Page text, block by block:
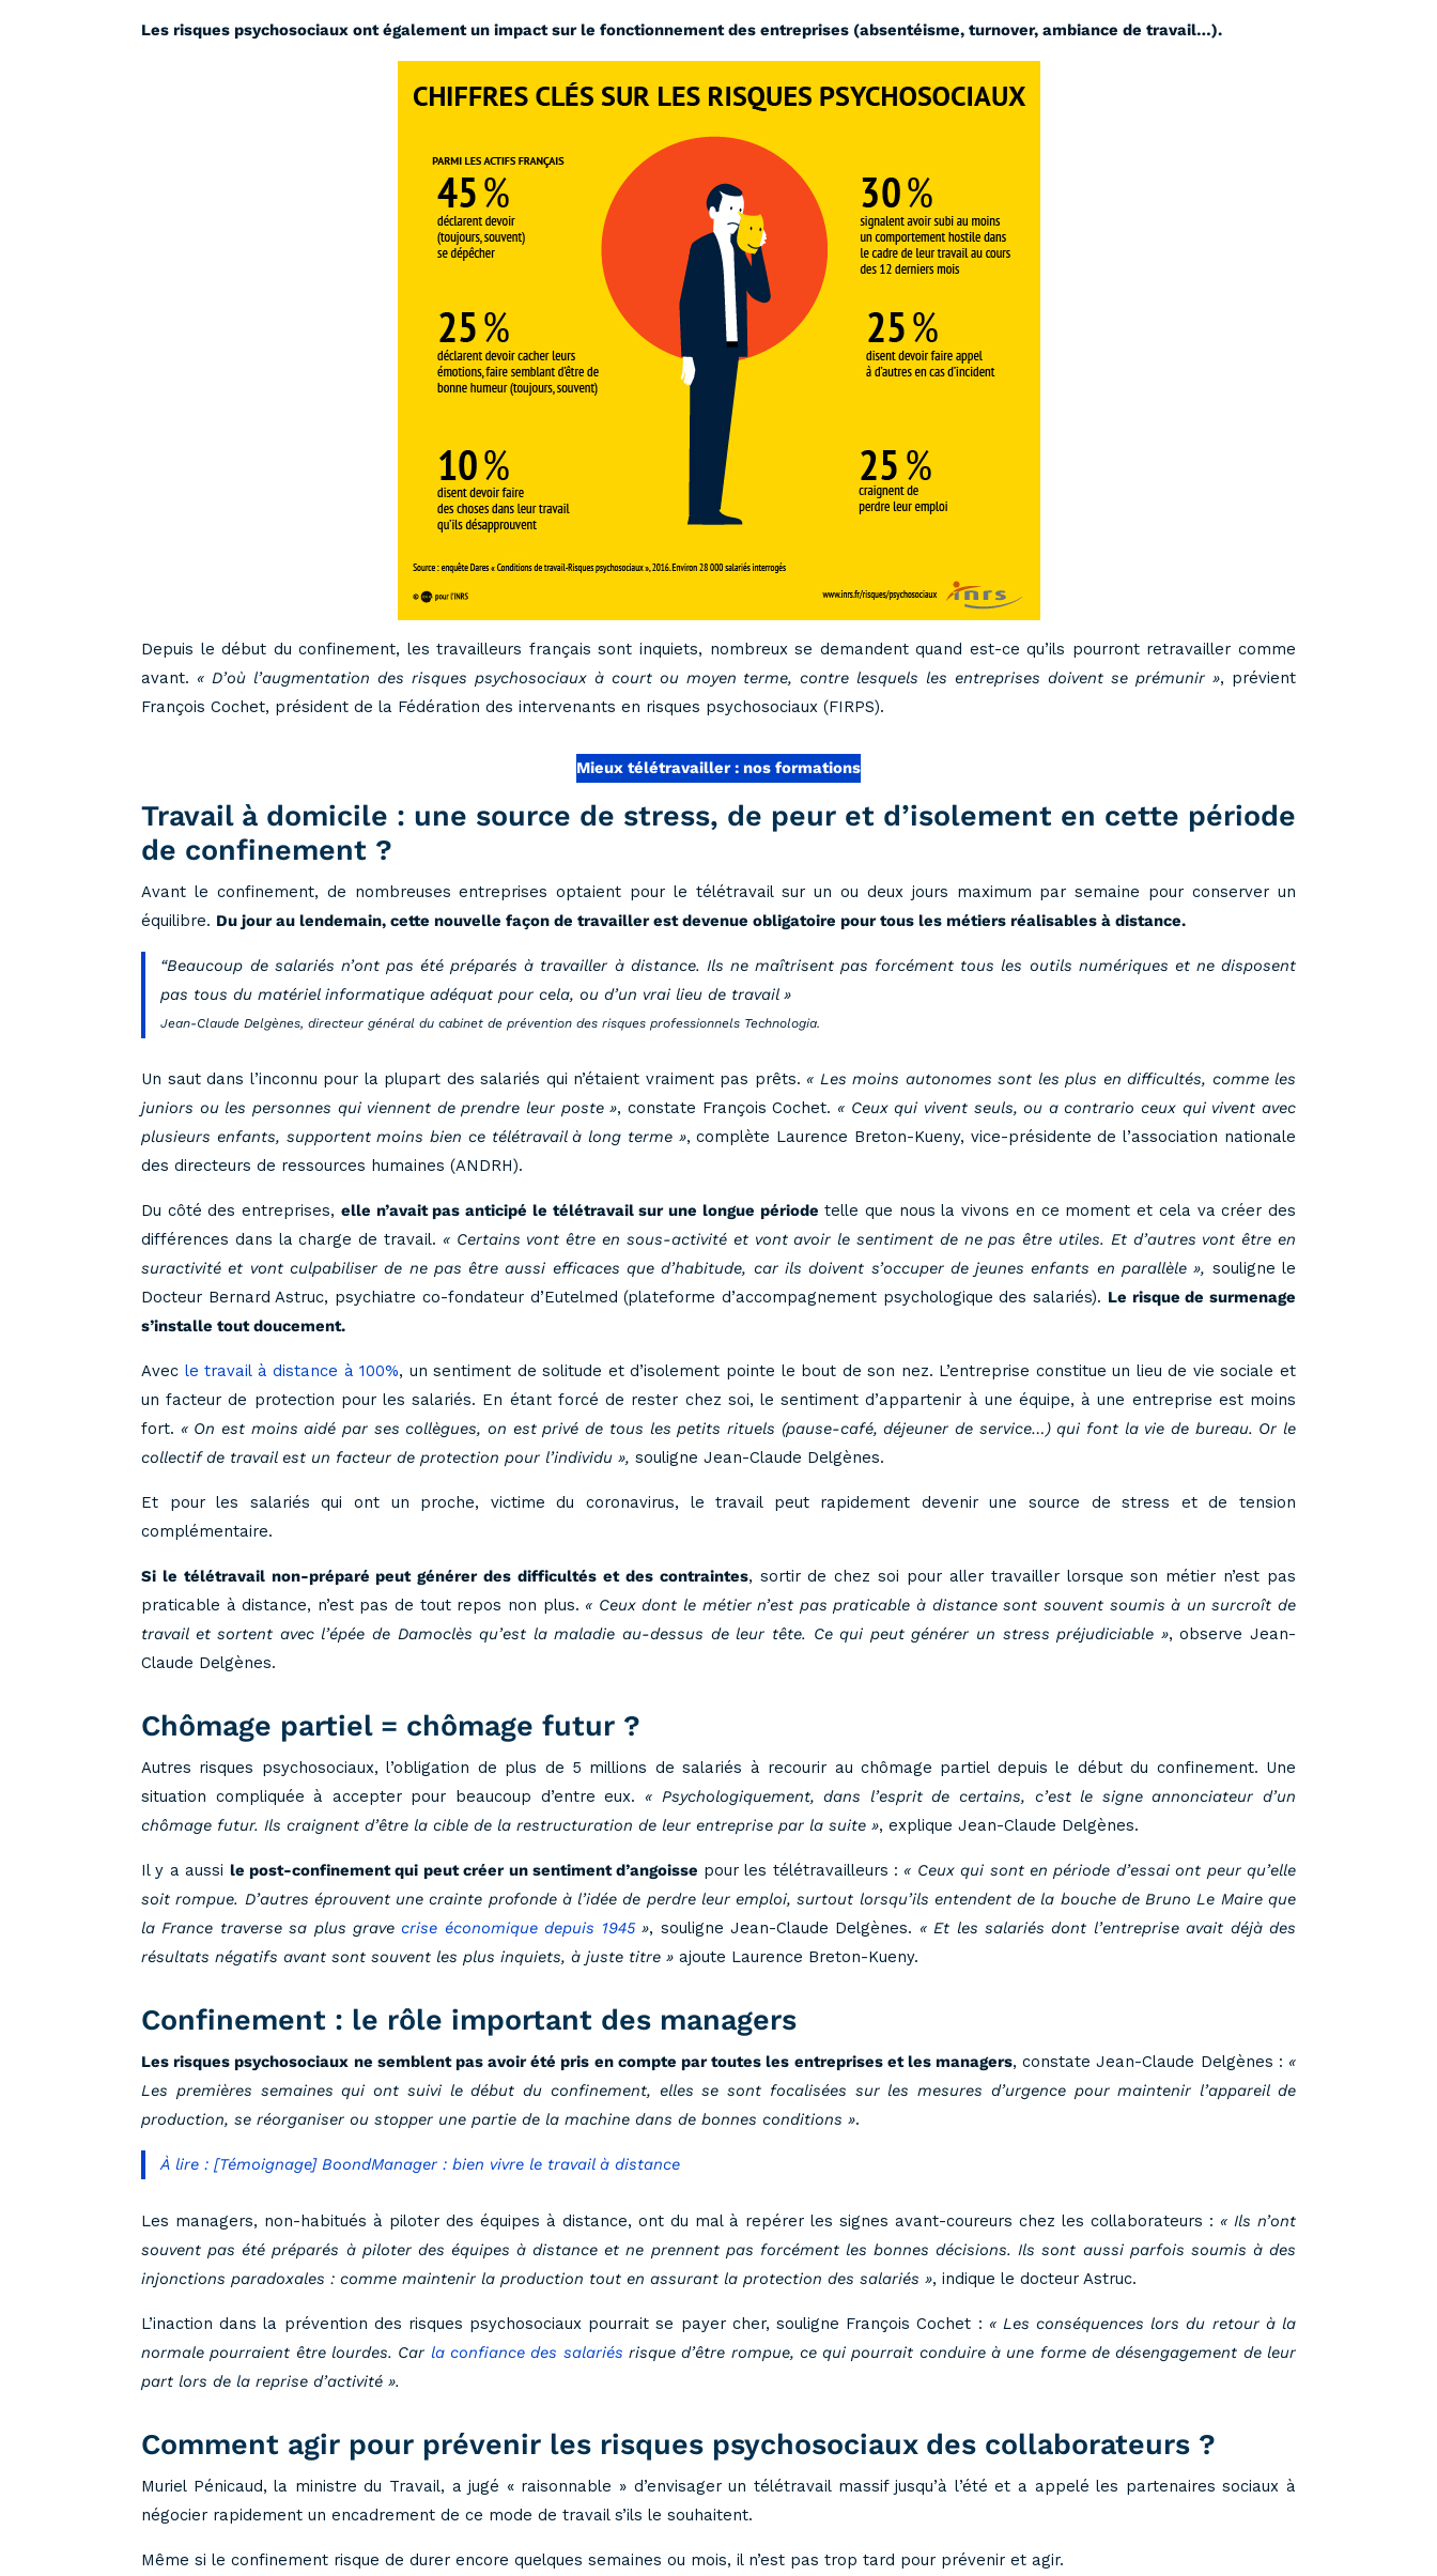
Les risques psychosociaux ont également un impact sur le fonctionnement des entreprises (absentéisme, turnover, ambiance de travail…).
Depuis le début du confinement, les travailleurs français sont inquiets, nombreux se demandent quand est-ce qu’ils pourront retravailler comme
avant. « D’où l’augmentation des risques psychosociaux à court ou moyen terme, contre lesquels les entreprises doivent se prémunir », prévient
François Cochet, président de la Fédération des intervenants en risques psychosociaux (FIRPS).
Mieux télétravailler : nos formations
Travail à domicile : une source de stress, de peur et d’isolement en cette période
de confinement ?
Avant le confinement, de nombreuses entreprises optaient pour le télétravail sur un ou deux jours maximum par semaine pour conserver un
équilibre. Du jour au lendemain, cette nouvelle façon de travailler est devenue obligatoire pour tous les métiers réalisables à distance.
“Beaucoup de salariés n’ont pas été préparés à travailler à distance. Ils ne maîtrisent pas forcément tous les outils numériques et ne disposent
pas tous du matériel informatique adéquat pour cela, ou d’un vrai lieu de travail »
Jean-Claude Delgènes, directeur général du cabinet de prévention des risques professionnels Technologia.
Un saut dans l’inconnu pour la plupart des salariés qui n’étaient vraiment pas prêts. « Les moins autonomes sont les plus en difficultés, comme les
juniors ou les personnes qui viennent de prendre leur poste », constate François Cochet. « Ceux qui vivent seuls, ou a contrario ceux qui vivent avec
plusieurs enfants, supportent moins bien ce télétravail à long terme », complète Laurence Breton-Kueny, vice-présidente de l’association nationale
des directeurs de ressources humaines (ANDRH).
Du côté des entreprises, elle n’avait pas anticipé le télétravail sur une longue période telle que nous la vivons en ce moment et cela va créer des
différences dans la charge de travail. « Certains vont être en sous-activité et vont avoir le sentiment de ne pas être utiles. Et d’autres vont être en
suractivité et vont culpabiliser de ne pas être aussi efficaces que d’habitude, car ils doivent s’occuper de jeunes enfants en parallèle », souligne le
Docteur Bernard Astruc, psychiatre co-fondateur d’Eutelmed (plateforme d’accompagnement psychologique des salariés). Le risque de surmenage
s’installe tout doucement.
Avec le travail à distance à 100%, un sentiment de solitude et d’isolement pointe le bout de son nez. L’entreprise constitue un lieu de vie sociale et
un facteur de protection pour les salariés. En étant forcé de rester chez soi, le sentiment d’appartenir à une équipe, à une entreprise est moins
fort. « On est moins aidé par ses collègues, on est privé de tous les petits rituels (pause-café, déjeuner de service…) qui font la vie de bureau. Or le
collectif de travail est un facteur de protection pour l’individu », souligne Jean-Claude Delgènes.
Et pour les salariés qui ont un proche, victime du coronavirus, le travail peut rapidement devenir une source de stress et de tension
complémentaire.
Si le télétravail non-préparé peut générer des difficultés et des contraintes, sortir de chez soi pour aller travailler lorsque son métier n’est pas
praticable à distance, n’est pas de tout repos non plus. « Ceux dont le métier n’est pas praticable à distance sont souvent soumis à un surcroît de
travail et sortent avec l’épée de Damoclès qu’est la maladie au-dessus de leur tête. Ce qui peut générer un stress préjudiciable », observe Jean-
Claude Delgènes.
Chômage partiel = chômage futur ?
Autres risques psychosociaux, l’obligation de plus de 5 millions de salariés à recourir au chômage partiel depuis le début du confinement. Une
situation compliquée à accepter pour beaucoup d’entre eux. « Psychologiquement, dans l’esprit de certains, c’est le signe annonciateur d’un
chômage futur. Ils craignent d’être la cible de la restructuration de leur entreprise par la suite », explique Jean-Claude Delgènes.
Il y a aussi le post-confinement qui peut créer un sentiment d’angoisse pour les télétravailleurs : « Ceux qui sont en période d’essai ont peur qu’elle
soit rompue. D’autres éprouvent une crainte profonde à l’idée de perdre leur emploi, surtout lorsqu’ils entendent de la bouche de Bruno Le Maire que
la France traverse sa plus gravecrise économique depuis 1945», souligne Jean-Claude Delgènes. « Et les salariés dont l’entreprise avait déjà des
résultats négatifs avant sont souvent les plus inquiets, à juste titre » ajoute Laurence Breton-Kueny.
Confinement : le rôle important des managers
Les risques psychosociaux ne semblent pas avoir été pris en compte par toutes les entreprises et les managers, constate Jean-Claude Delgènes : «
Les premières semaines qui ont suivi le début du confinement, elles se sont focalisées sur les mesures d’urgence pour maintenir l’appareil de
production, se réorganiser ou stopper une partie de la machine dans de bonnes conditions ».
À lire : [Témoignage] BoondManager : bien vivre le travail à distance
Les managers, non-habitués à piloter des équipes à distance, ont du mal à repérer les signes avant-coureurs chez les collaborateurs : « Ils n’ont
souvent pas été préparés à piloter des équipes à distance et ne prennent pas forcément les bonnes décisions. Ils sont aussi parfois soumis à des
injonctions paradoxales : comme maintenir la production tout en assurant la protection des salariés », indique le docteur Astruc.
L’inaction dans la prévention des risques psychosociaux pourrait se payer cher, souligne François Cochet : « Les conséquences lors du retour à la
normale pourraient être lourdes. Car la confiance des salariés risque d’être rompue, ce qui pourrait conduire à une forme de désengagement de leur
part lors de la reprise d’activité ».
Comment agir pour prévenir les risques psychosociaux des collaborateurs ?
Muriel Pénicaud, la ministre du Travail, a jugé « raisonnable » d’envisager un télétravail massif jusqu’à l’été et a appelé les partenaires sociaux à
négocier rapidement un encadrement de ce mode de travail s’ils le souhaitent.
Même si le confinement risque de durer encore quelques semaines ou mois, il n’est pas trop tard pour prévenir et agir.